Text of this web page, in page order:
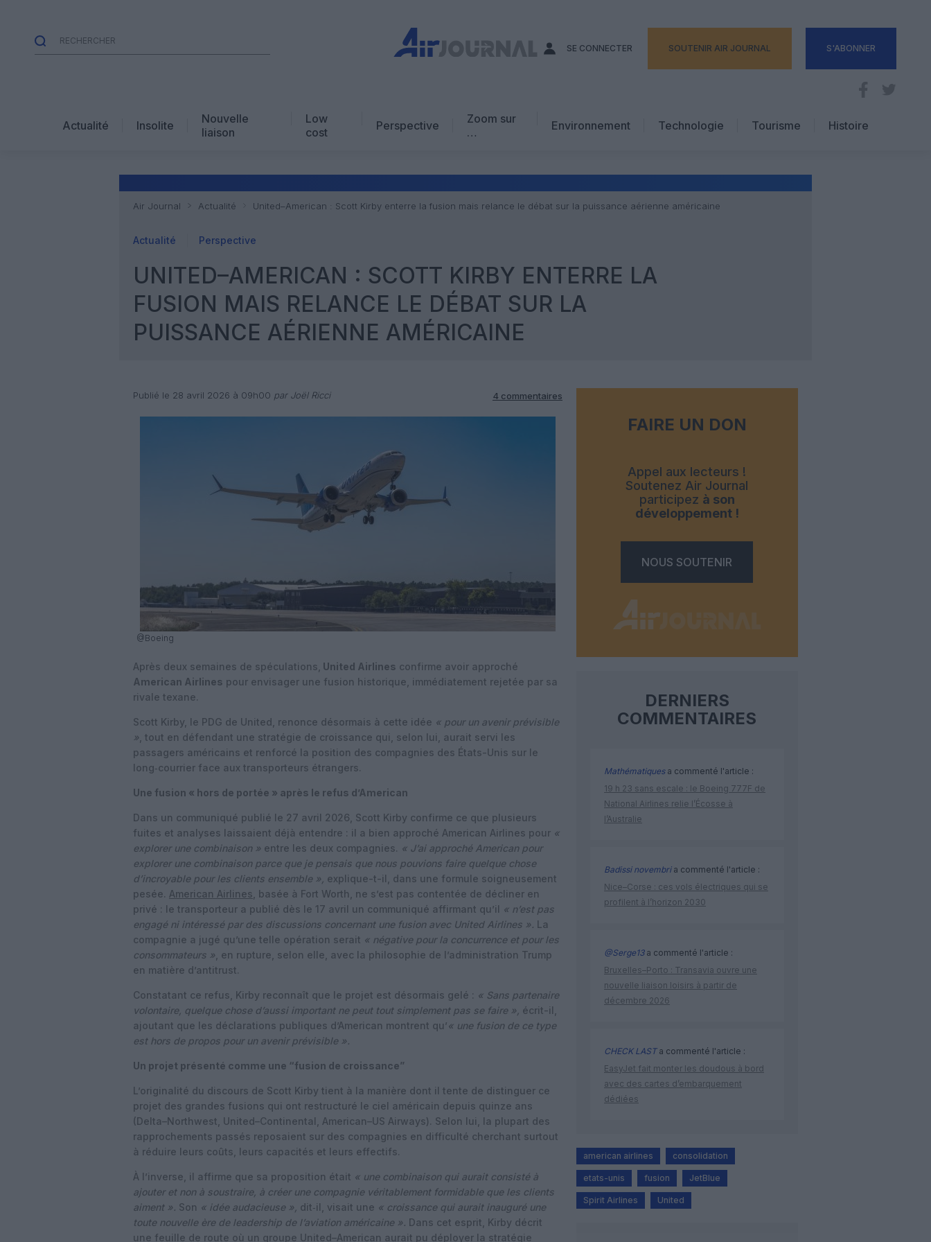
SE CONNECTER SOUTENIR AIR JOURNAL S'ABONNER
Actualité Insolite
Nouvelle
liaison
Low
cost
Perspective
Zoom sur
…
Avis d’expert
Environnement Technologie
Tourisme
Hôtellerie
Histoire
Air Journal Actualité United–American : Scott Kirby enterre la fusion mais relance le débat sur la puissance aérienne américaine
Actualité Perspective
UNITED–AMERICAN : SCOTT KIRBY ENTERRE LA
FUSION MAIS RELANCE LE DÉBAT SUR LA
PUISSANCE AÉRIENNE AMÉRICAINE
Publié le 28 avril 2026 à 09h00 par Joël Ricci 4 commentaires
@Boeing
Après deux semaines de spéculations, United Airlines confirme avoir approché
American Airlines pour envisager une fusion historique, immédiatement rejetée par sa
rivale texane.
Scott Kirby, le PDG de United, renonce désormais à cette idée « pour un avenir prévisible
» , tout en défendant une stratégie de croissance qui, selon lui, aurait servi les
passagers américains et renforcé la position des compagnies des États-Unis sur le
long‑courrier face aux transporteurs étrangers.
Une fusion « hors de portée » après le refus d’American
Dans un communiqué publié le 27 avril 2026, Scott Kirby confirme ce que plusieurs
fuites et analyses laissaient déjà entendre : il a bien approché American Airlines pour «
explorer une combinaison » entre les deux compagnies. « J’ai approché American pour
explorer une combinaison parce que je pensais que nous pouvions faire quelque chose
d’incroyable pour les clients ensemble », explique-t-il, dans une formule soigneusement
pesée. American Airlines , basée à Fort Worth, ne s’est pas contentée de décliner en
privé : le transporteur a publié dès le 17 avril un communiqué affirmant qu’il « n’est pas
engagé ni intéressé par des discussions concernant une fusion avec United Airlines ». La
compagnie a jugé qu’une telle opération serait « négative pour la concurrence et pour les
consommateurs » , en rupture, selon elle, avec la philosophie de l’administration Trump
en matière d’antitrust.
Constatant ce refus, Kirby reconnaît que le projet est désormais gelé : « Sans partenaire
volontaire, quelque chose d’aussi important ne peut tout simplement pas se faire », écrit-il,
ajoutant que les déclarations publiques d’American montrent qu’« une fusion de ce type
est hors de propos pour un avenir prévisible ».
Un projet présenté comme une “fusion de croissance”
L’originalité du discours de Scott Kirby tient à la manière dont il tente de distinguer ce
projet des grandes fusions qui ont restructuré le ciel américain depuis quinze ans
(Delta–Northwest, United–Continental, American–US Airways). Selon lui, la plupart des
rapprochements passés reposaient sur des compagnies en difficulté cherchant surtout
à réduire leurs coûts, leurs capacités et leurs effectifs.
À l’inverse, il affirme que sa proposition était « une combinaison qui aurait consisté à
ajouter et non à soustraire, à créer une compagnie véritablement formidable que les clients
aiment ». Son « idée audacieuse », dit‑il, visait une « croissance qui aurait inauguré une
toute nouvelle ère de leadership de l’aviation américaine ». Dans cet esprit, Kirby décrit
une feuille de route où un groupe United–American aurait pu déployer la stratégie
FAIRE UN DON
Appel aux lecteurs !
Soutenez Air Journal
participez à son
développement !
NOUS SOUTENIR
DERNIERS
COMMENTAIRES
Mathématiquesa commenté l'article :
19 h 23 sans escale : le Boeing 777F de
National Airlines relie l’Écosse à
l’Australie
Badissi novembria commenté l'article :
Nice–Corse : ces vols électriques qui se
profilent à l’horizon 2030
@Serge13a commenté l'article :
Bruxelles–Porto : Transavia ouvre une
nouvelle liaison loisirs à partir de
décembre 2026
CHECK LASTa commenté l'article :
EasyJet fait monter les doudous à bord
avec des cartes d’embarquement
dédiées
american airlines consolidation
etats-unis fusion JetBlue
Spirit Airlines United